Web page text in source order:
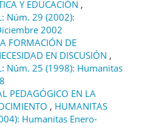
Y EDUCACIÓN ,
Núm. 29 (2002):
2002
FORMACIÓN DE
EN DISCUSIÓN ,
Núm. 25 (1998): Humanitas
PEDAGÓGICO EN LA
, HUMANITAS
Humanitas Enero-